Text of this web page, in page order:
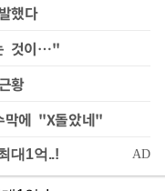
했다
것이…"
황
막에 "X돌았네"